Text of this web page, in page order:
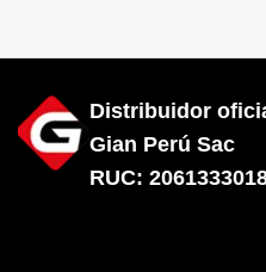
Distribuidor
Gian Perú Sac
RUC: